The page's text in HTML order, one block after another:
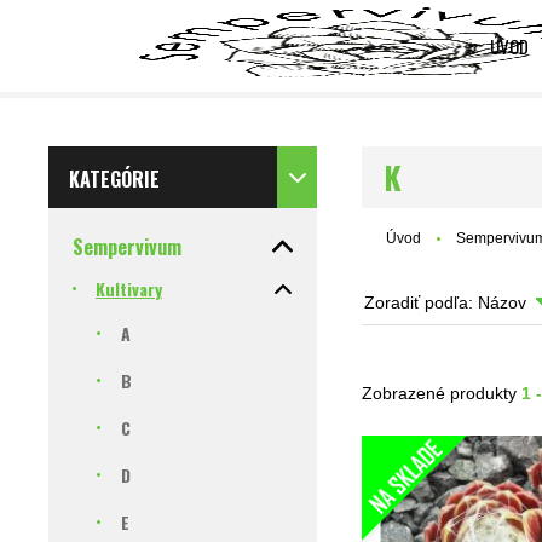
ÚVOD
KATEGÓRIE
Sempervivum
Kultivary
A
B
C
D
E
K
Úvod
Zoradiť podľa: Názov
Zobrazené produkty 1